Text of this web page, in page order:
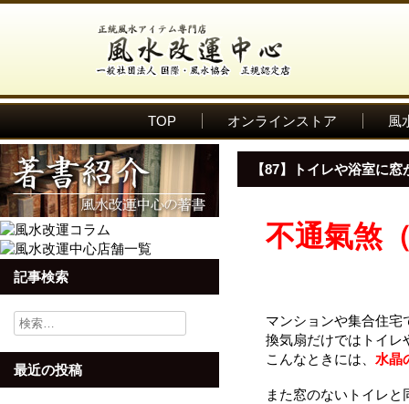
TOP オンラインストア 風
記事検索
検
索:
最近の投稿
【87】トイレや浴室に窓
不通氣煞
マンションや集合住宅
換気扇だけではトイレ
こんなときには、 水晶
また窓のないトイレと